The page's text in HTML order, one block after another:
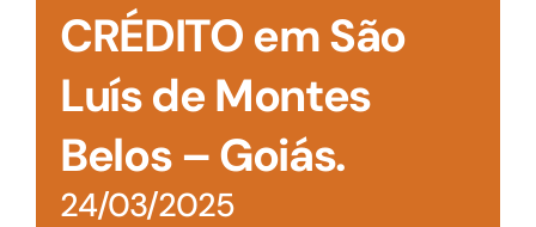
CRÉDITO em São
Luís de Montes
Belos – Goiás.
24/03/2025